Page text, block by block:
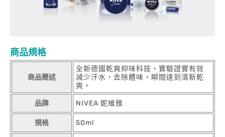
商品規格
商品簡述
全新德國乾爽抑味科技，實驗證實有效
減少汗水，去除體味，瞬間達到清新乾
爽。
品牌 NIVEA 妮維雅
規格 50ml